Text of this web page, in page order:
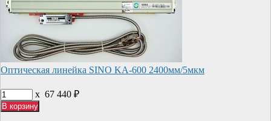
Оптическая линейка SINO KA-600 2400мм/5мкм
x 67 440 ₽